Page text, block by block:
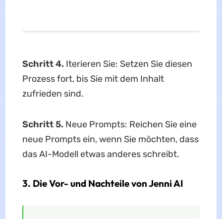
Schritt 4. Iterieren Sie: Setzen Sie diesen
Prozess fort, bis Sie mit dem Inhalt
zufrieden sind.
Schritt 5. Neue Prompts: Reichen Sie eine
neue Prompts ein, wenn Sie möchten, dass
das AI-Modell etwas anderes schreibt.
3. Die Vor- und Nachteile von Jenni AI